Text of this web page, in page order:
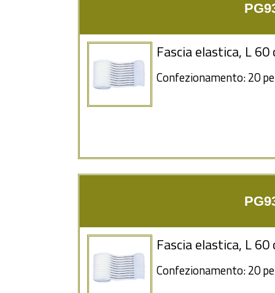
Fascia elastica, L
Confezionamento: 20
Fascia elastica, L
Confezionamento: 20